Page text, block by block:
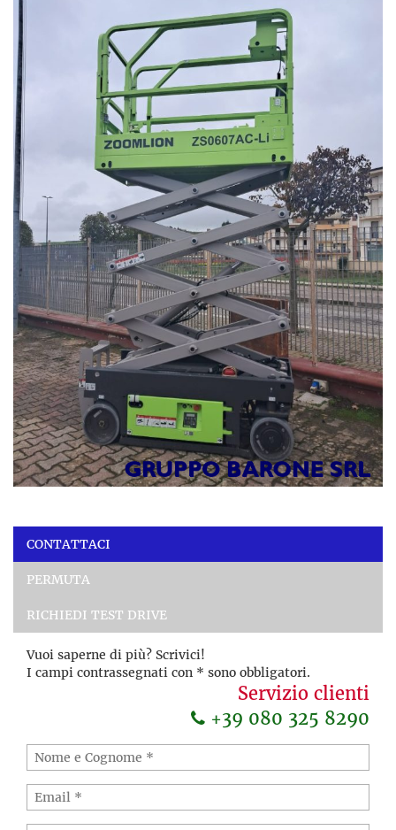
CONTATTACI
PERMUTA
RICHIEDI TEST DRIVE
Vuoi saperne di più? Scrivici!
I campi contrassegnati con * sono obbligatori.
Servizio clienti
+39 080 325 8290